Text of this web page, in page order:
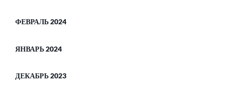
ФЕВРАЛЬ 2024
ЯНВАРЬ 2024
ДЕКАБРЬ 2023